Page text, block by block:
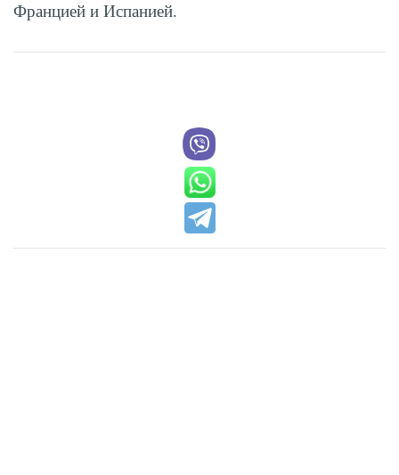
Францией и Испанией.